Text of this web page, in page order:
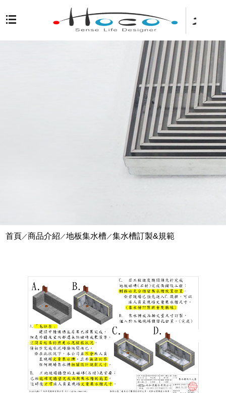
首頁 ／商品介紹 ／地板集水槽 ／集水槽訂製&規範